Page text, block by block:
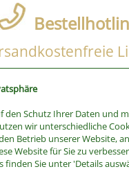
den Schutz Ihrer Daten und
wir unterschiedliche
Betrieb unserer Website,
Website für Sie zu
finden Sie unter 'Details
SUCHE